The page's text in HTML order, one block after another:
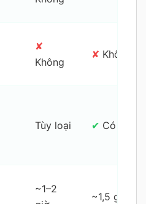
✘
Không
✘ Không
Tùy loại ✔ Có
~1–2
~1,5 giờ